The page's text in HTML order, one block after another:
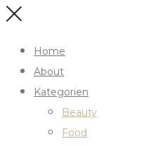
Home
About
Kategorien
Beauty
Food